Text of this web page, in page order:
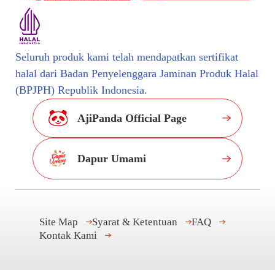
Seluruh produk kami telah mendapatkan sertifikat
halal dari Badan Penyelenggara Jaminan Produk Halal
(BPJPH) Republik Indonesia.
AjiPanda Official Page
Dapur Umami
Site Map Syarat & Ketentuan
FAQ
Kontak Kami